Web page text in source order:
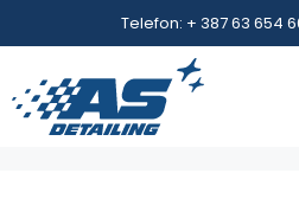
Telefon: + 387 63 654